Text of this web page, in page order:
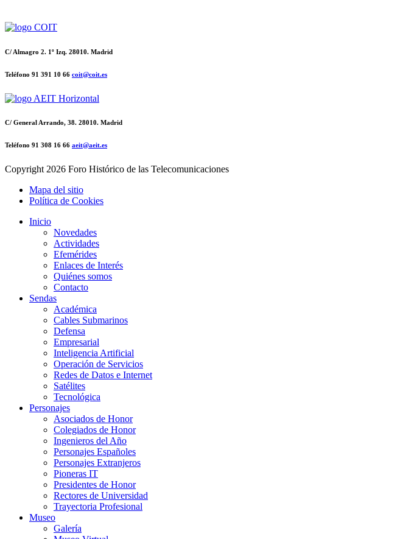
C/ Almagro 2. 1º Izq. 28010. Madrid
Teléfono 91 391 10 66 coit@coit.es
C/ General Arrando, 38. 28010. Madrid
Teléfono 91 308 16 66 aeit@aeit.es
Copyright2026 Foro Histórico de las Telecomunicaciones
Mapa del sitio
Política de Cookies
Inicio
Novedades
Actividades
Efemérides
Enlaces de Interés
Quiénes somos
Contacto
Sendas
Académica
Cables Submarinos
Defensa
Empresarial
Inteligencia Artificial
Operación de Servicios
Redes de Datos e Internet
Satélites
Tecnológica
Personajes
Asociados de Honor
Colegiados de Honor
Ingenieros del Año
Personajes Españoles
Personajes Extranjeros
Pioneras IT
Presidentes de Honor
Rectores de Universidad
Trayectoria Profesional
Museo
Galería